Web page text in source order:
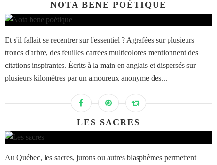
NOTA BENE POÉTIQUE
Et s'il fallait se recentrer sur l'essentiel ? Agrafées sur plusieurs
troncs d'arbre, des feuilles carrées multicolores mentionnent des
citations inspirantes. Écrits à la main en anglais et dispersés sur
plusieurs kilomètres par un amoureux anonyme des...
LES SACRES
Au Québec, les sacres, jurons ou autres blasphèmes permettent